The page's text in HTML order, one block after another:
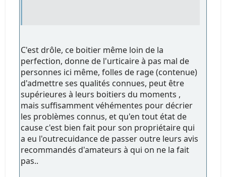
C'est drôle, ce boitier même loin de la
perfection, donne de l'urticaire à pas mal de
personnes ici même, folles de rage (contenue)
d'admettre ses qualités connues, peut être
supérieures à leurs boitiers du moments ,
mais suffisamment véhémentes pour décrier
les problèmes connus, et qu'en tout état de
cause c'est bien fait pour son propriétaire qui
a eu l'outrecuidance de passer outre leurs avis
recommandés d'amateurs à qui on ne la fait
pas..